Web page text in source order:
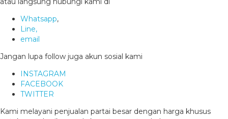
Whatsapp,
Line,
email
Jangan lupa follow juga akun sosial kami
INSTAGRAM
FACEBOOK
TWITTER
Kami melayani penjualan partai besar dengan harga khusus